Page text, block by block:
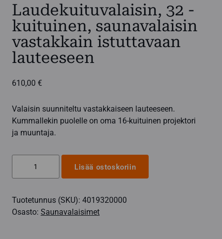
Laudekuituvalaisin, 32 -
kuituinen, saunavalaisin
vastakkain istuttavaan
lauteeseen
610,00 €
Valaisin suunniteltu vastakkaiseen lauteeseen.
Kummallekin puolelle on oma 16-kuituinen projektori
ja muuntaja.
kuituinen,
saunavalaisin
Lisää ostoskoriin
Tuotetunnus (SKU): 4019320000
Osasto: Saunavalaisimet